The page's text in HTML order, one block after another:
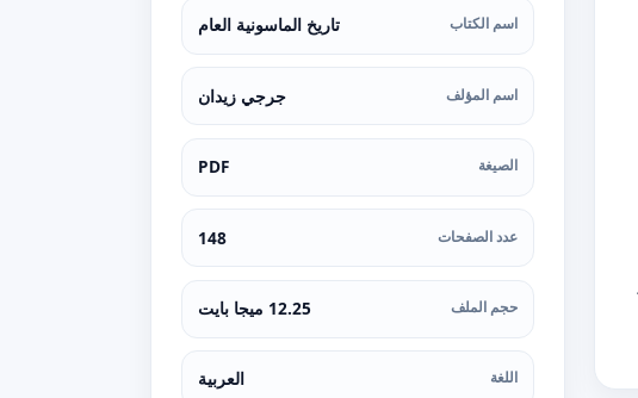
اسم الكتاب تاريخ الماسونية العام
اسم المؤلف جرجي زيدان
الصيغة PDF
عدد الصفحات 148
حجم الملف 12.25 ميجا بايت
اللغة العربية